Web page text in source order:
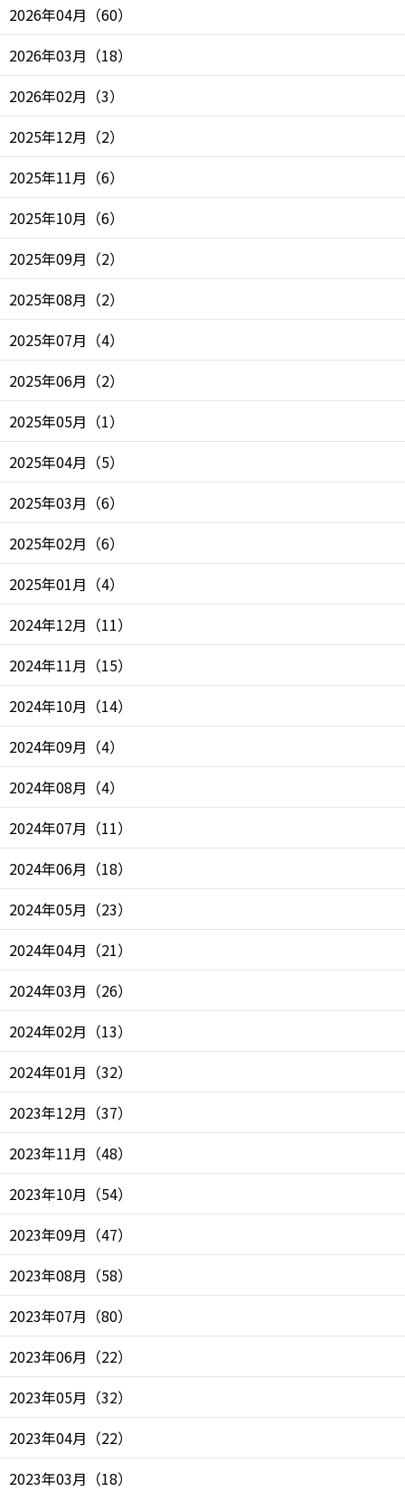
2026年04月 （60）
2026年03月 （18）
2026年02月 （3）
2025年12月 （2）
2025年11月 （6）
2025年10月 （6）
2025年09月 （2）
2025年08月 （2）
2025年07月 （4）
2025年06月 （2）
2025年05月 （1）
2025年04月 （5）
2025年03月 （6）
2025年02月 （6）
2025年01月 （4）
2024年12月 （11）
2024年11月 （15）
2024年10月 （14）
2024年09月 （4）
2024年08月 （4）
2024年07月 （11）
2024年06月 （18）
2024年05月 （23）
2024年04月 （21）
2024年03月 （26）
2024年02月 （13）
2024年01月 （32）
2023年12月 （37）
2023年11月 （48）
2023年10月 （54）
2023年09月 （47）
2023年08月 （58）
2023年07月 （80）
2023年06月 （22）
2023年05月 （32）
2023年04月 （22）
2023年03月 （18）